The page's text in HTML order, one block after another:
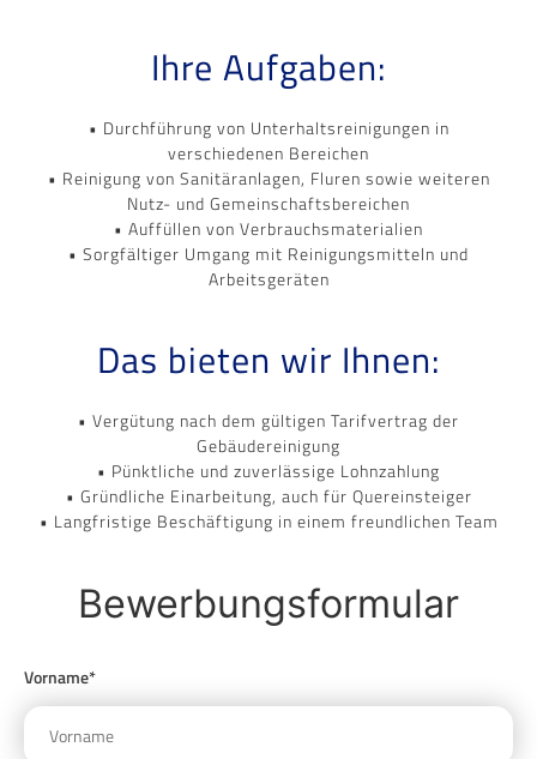
Ihre Aufgaben:
• Durchführung von Unterhaltsreinigungen in
verschiedenen Bereichen
• Reinigung von Sanitäranlagen, Fluren sowie weiteren
Nutz- und Gemeinschaftsbereichen
• Auffüllen von Verbrauchsmaterialien
• Sorgfältiger Umgang mit Reinigungsmitteln und
Arbeitsgeräten
Das bieten wir Ihnen:
• Vergütung nach dem gültigen Tarifvertrag der
Gebäudereinigung
• Pünktliche und zuverlässige Lohnzahlung
• Gründliche Einarbeitung, auch für Quereinsteiger
• Langfristige Beschäftigung in einem freundlichen Team
Bewerbungsformular
Vorname*